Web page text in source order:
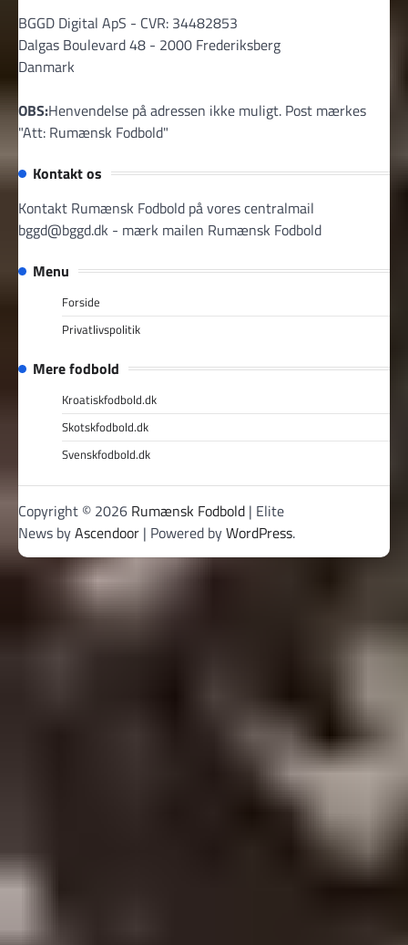
BGGD Digital ApS - CVR: 34482853
Dalgas Boulevard 48 - 2000 Frederiksberg
Danmark
OBS:Henvendelse på adressen ikke muligt. Post mærkes
"Att: Rumænsk Fodbold"
Kontakt os
Kontakt Rumænsk Fodbold på vores centralmail
bggd@bggd.dk - mærk mailen Rumænsk Fodbold
Menu
Forside
Privatlivspolitik
Mere fodbold
Kroatiskfodbold.dk
Skotskfodbold.dk
Svenskfodbold.dk
Copyright © 2026 Rumænsk Fodbold | Elite
News byAscendoor | Powered byWordPress.